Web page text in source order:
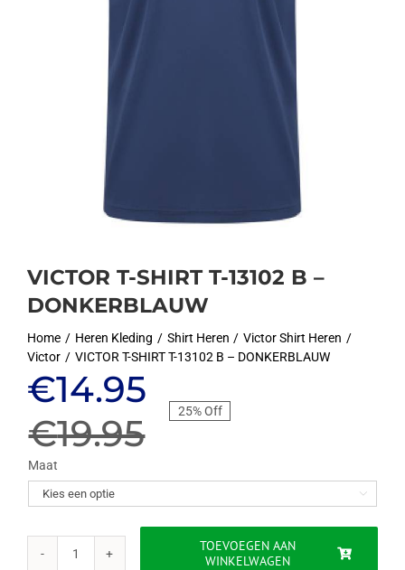
VICTOR T-SHIRT T-13102 B –
DONKERBLAUW
Home Heren Kleding Shirt Heren
Victor Shirt Heren
Victor
VICTOR T-SHIRT T-13102 B – DONKERBLAUW
€19.95
Oorspronkelijke
prijs
was:
€19.95.
€14.95
Huidige
prijs
is:
€14.95.
25% Off
Maat

VICTOR
TOEVOEGEN AAN
WINKELWAGEN